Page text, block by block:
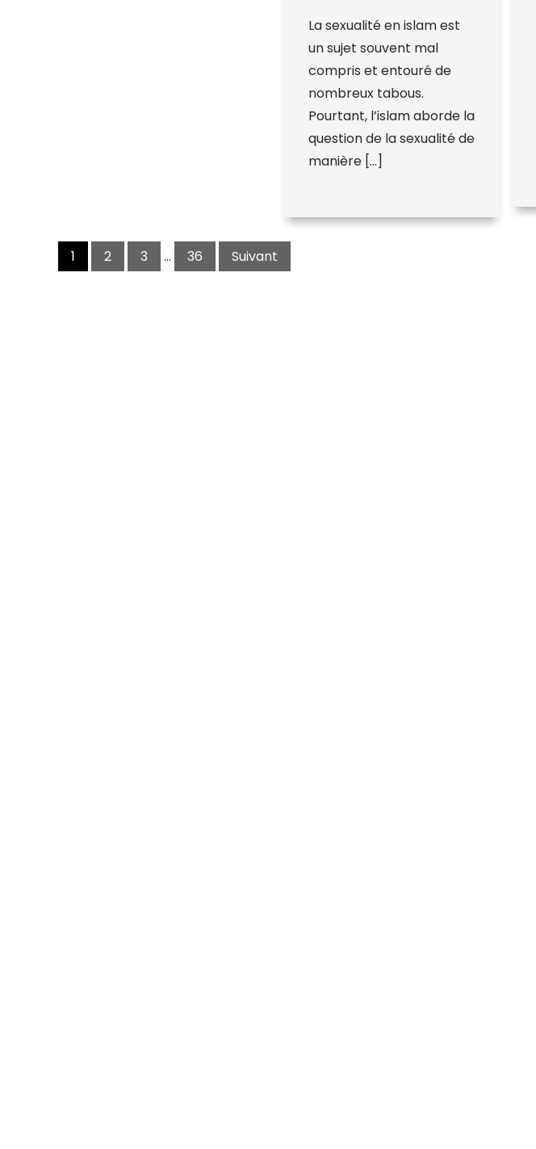
La sexualité en islam est
un sujet souvent mal
compris et entouré de
nombreux tabous.
Pourtant, l’islam aborde la
question de la sexualité de
manière […]
Navigation
des
articles
1 2 3 … 36 Suivant